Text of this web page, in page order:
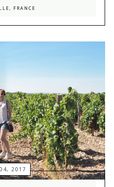
FRANCE
2017